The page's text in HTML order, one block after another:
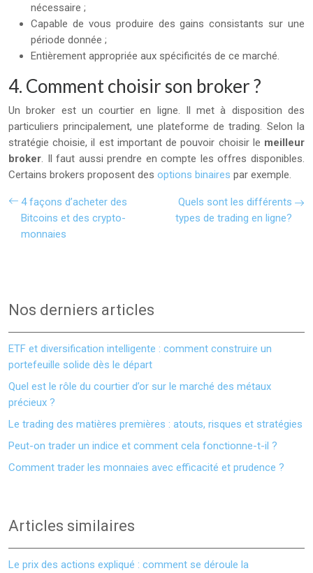
nécessaire ;
Capable de vous produire des gains consistants sur une
période donnée ;
Entièrement appropriée aux spécificités de ce marché.
4. Comment choisir son broker ?
Un broker est un courtier en ligne. Il met à disposition des
particuliers principalement, une plateforme de trading. Selon la
stratégie choisie, il est important de pouvoir choisir le meilleur
broker . Il faut aussi prendre en compte les offres disponibles.
Certains brokers proposent des options binaires par exemple.
4 façons d’acheter des
Bitcoins et des crypto-
monnaies
Quels sont les différents
types de trading en ligne?
Nos derniers articles
ETF et diversification intelligente : comment construire un
portefeuille solide dès le départ
Quel est le rôle du courtier d’or sur le marché des métaux
précieux ?
Le trading des matières premières : atouts, risques et stratégies
Peut-on trader un indice et comment cela fonctionne-t-il ?
Comment trader les monnaies avec efficacité et prudence ?
Articles similaires
Le prix des actions expliqué : comment se déroule la